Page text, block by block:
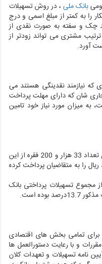
بانک ملی، در روش تسهیلات
به کمتر از مبلغ اسمی و درج
چک و سفته به صورت نقدی از
مشتری می تواند زودتر از
آورد.
نیازمند نقدینگی هستند می
شان که دارای مهلت پرداخت
به میزان مورد نیاز خود تامین
بانک ملی ایران در پنج ماه نخست امسال تعداد 33 هزار و 200 فقره از این
68 هزار و 134 میلیارد ریال را به متقاضیان پرداخت کرده
تسهیلات پرداختی بانک
است.
برای تمامی بخش های اقتصادی
و با رعایت دستورالعمل ها
نامه تسهیلات و تعهدات کلان